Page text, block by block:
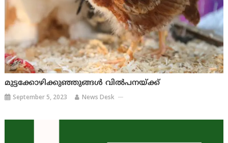
മുട്ടക്കോഴിക്കുഞ്ഞുങ്ങൾ വിൽപനയ്ക്ക്
September 5, 2023 News Desk